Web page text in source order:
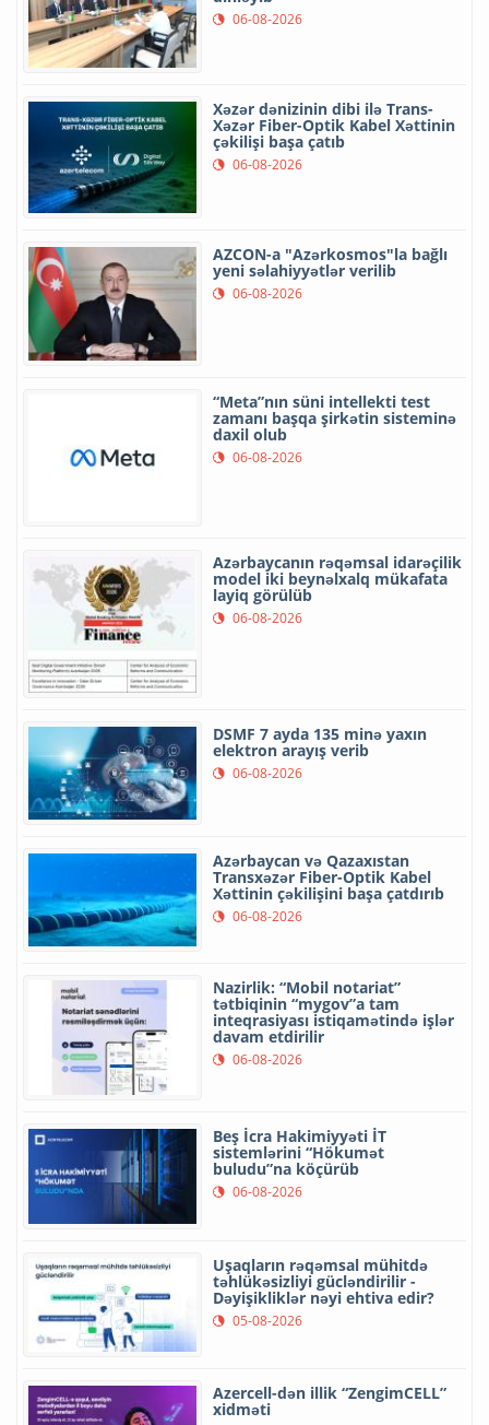
06-08-2026
Xəzər dənizinin dibi ilə Trans-
Xəzər Fiber-Optik Kabel Xəttinin
çəkilişi başa çatıb
06-08-2026
AZCON-a "Azərkosmos"la bağlı
yeni səlahiyyətlər verilib
06-08-2026
“Meta”nın süni intellekti test
zamanı başqa şirkətin sisteminə
daxil olub
06-08-2026
Azərbaycanın rəqəmsal idarəçilik
model iki beynəlxalq mükafata
layiq görülüb
06-08-2026
DSMF 7 ayda 135 minə yaxın
elektron arayış verib
06-08-2026
Azərbaycan və Qazaxıstan
Transxəzər Fiber-Optik Kabel
Xəttinin çəkilişini başa çatdırıb
06-08-2026
Nazirlik: “Mobil notariat”
tətbiqinin “mygov”a tam
inteqrasiyası istiqamətində işlər
davam etdirilir
06-08-2026
Beş İcra Hakimiyyəti İT
sistemlərini “Hökumət
buludu”na köçürüb
06-08-2026
Uşaqların rəqəmsal mühitdə
təhlükəsizliyi gücləndirilir -
Dəyişikliklər nəyi ehtiva edir?
05-08-2026
Azercell-dən illik “ZengimCELL”
xidməti